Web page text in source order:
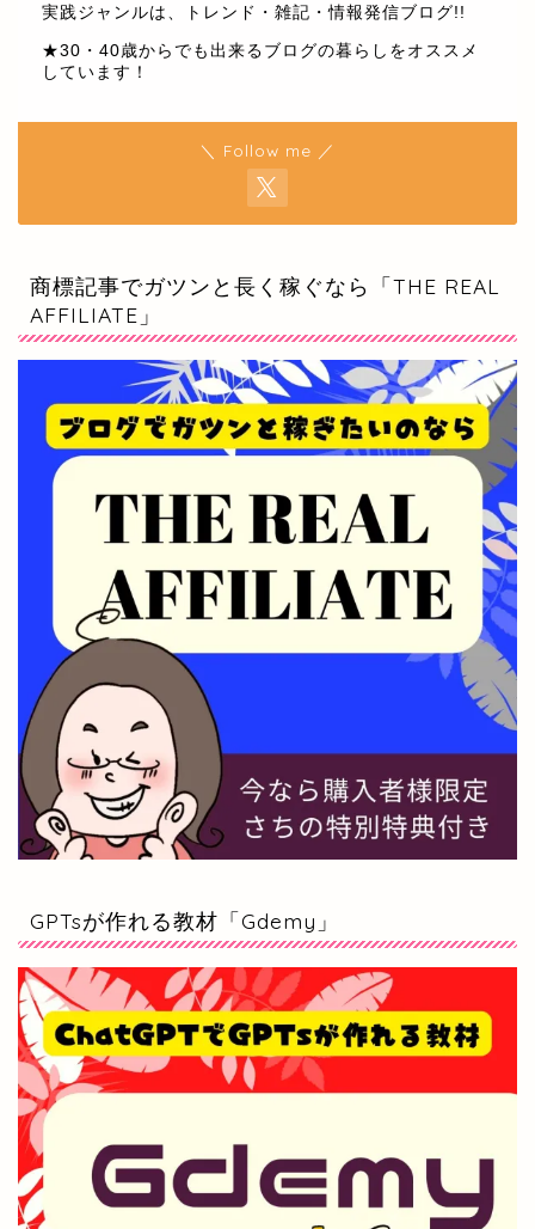
実践ジャンルは、トレンド・雑記・情報発信ブログ!!
★30・40歳からでも出来るブログの暮らしをオススメ
しています！
＼ Follow me ／
商標記事でガツンと長く稼ぐなら「THE REAL
AFFILIATE」
GPTsが作れる教材「Gdemy」